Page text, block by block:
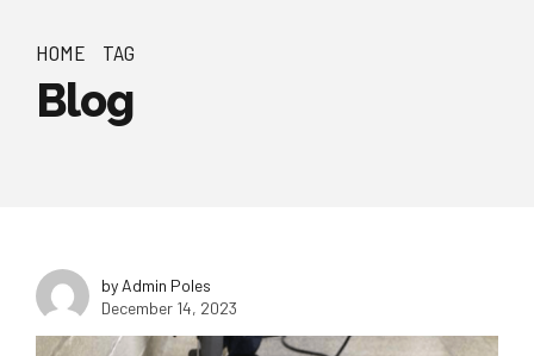
HOME TAG
Blog
by Admin Poles
December 14, 2023